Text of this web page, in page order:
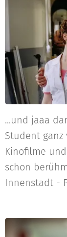
...und jaaa
Student
Kinofilme
schon
Innenstadt -